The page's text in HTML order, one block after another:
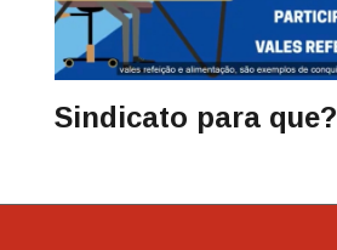
Sindicato para que?